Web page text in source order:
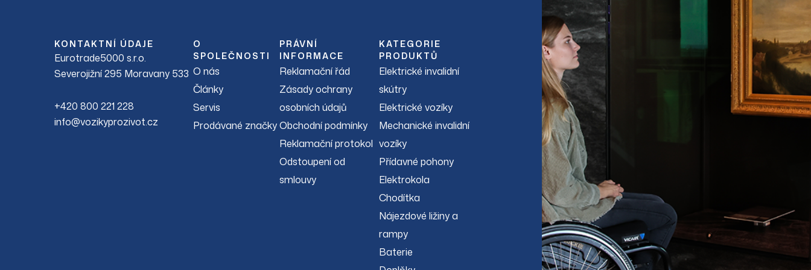
KONTAKTNÍ ÚDAJE
Eurotrade5000 s.r.o.
Severojižní 295 Moravany 533
+420 800 221 228
info@vozikyprozivot.cz
O
SPOLEČNOSTI
O nás
Články
Servis
Prodávané značky
PRÁVNÍ
INFORMACE
Reklamační řád
Zásady ochrany
osobních údajů
Obchodní podmínky
Reklamační protokol
Odstoupení od
smlouvy
KATEGORIE
PRODUKTŮ
Elektrické invalidní
skútry
Elektrické vozíky
Mechanické invalidní
vozíky
Přídavné pohony
Elektrokola
Chodítka
Nájezdové ližiny a
rampy
Baterie